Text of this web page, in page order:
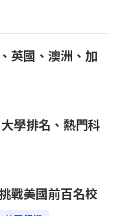
英國、澳洲、加
學排名、熱門科
戰美國前百名校